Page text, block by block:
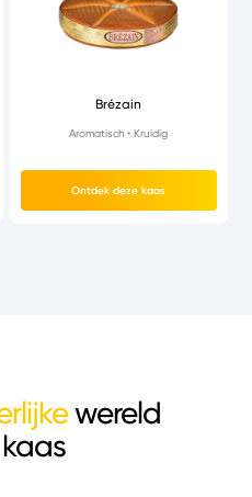
Brézain
Aromatisch Kruidig
Ontdek deze kaas
wereld